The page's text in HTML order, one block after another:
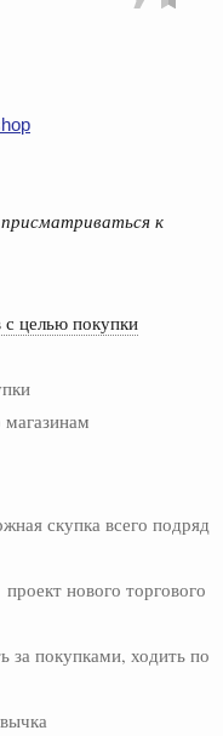
к
с целью покупки
скупка всего подряд
проект нового торгового
за покупками, ходить по